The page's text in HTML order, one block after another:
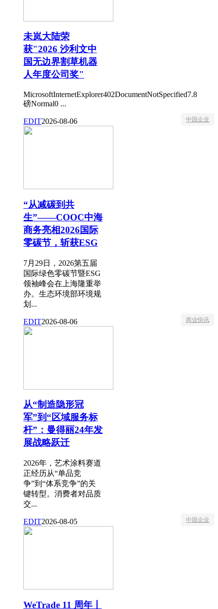
未岚大陆荣
获"2026 沙利文中
国无边界割草机器
人年度公司奖"
MicrosoftInternetExplorer402DocumentNotSpecified7.8
磅Normal0 ...
EDIT2026-08-06 中国企业
“从减碳到共
生”——COOC中海
商务亮相2026国际
零碳节，斩获ESG
7月29日，2026第五届
国际绿色零碳节暨ESG
领袖峰会在上海隆重举
办。生态环境部环境规
划...
EDIT2026-08-06 商业快讯
从“制造隐形冠
军”到“区域服务标
杆”：曼得丽24年发
展战略跃迁
2026年，艺术涂料赛道
正经历从“单品竞
争”到“体系竞争”的关
键转型。消费者对品质
交...
EDIT2026-08-05 中国企业
WeTrade 11 周年丨